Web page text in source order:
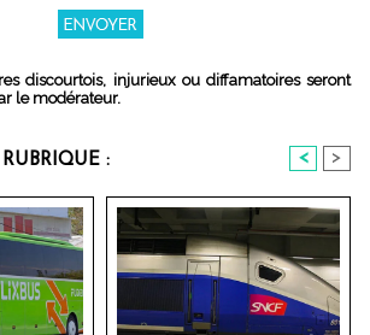
discourtois, injurieux ou diffamatoires seront
le modérateur.
: < >